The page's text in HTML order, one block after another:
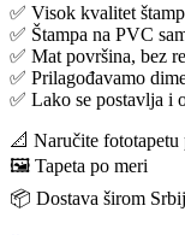
✅ Visok kvalitet
✅ Štampa na PVC
✅ Mat površina, bez
✅ Prilagođavamo
✅ Lako se postavlja i
📐 Naručite
🖼️ Tapeta po meri
📦 Dostava širom